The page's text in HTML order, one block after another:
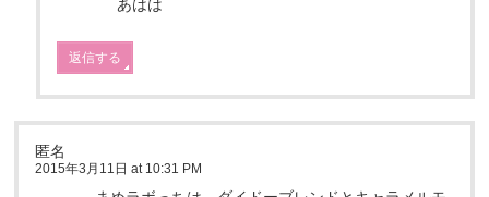
あはは
返信する
匿名
2015年3月11日 at 10:31 PM